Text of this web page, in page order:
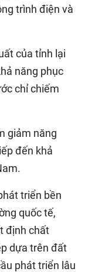
trình điện và
của tỉnh lại
năng phục
chỉ chiếm
giảm năng
đến khả
triển bền
quốc tế,
định chất
dựa trên đất
phát triển lâu